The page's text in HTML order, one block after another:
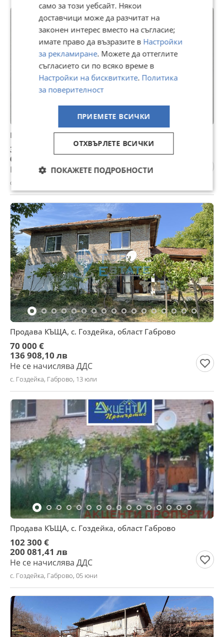
Продава КЪЩА, с. Гоздейка, област Габрово
31 000 €
60 630,73 лв
Не се начислява ДДС
с. Гоздейка, Габрово, 14 юли
Продава КЪЩА, с. Гоздейка, област Габрово
70 000 €
136 908,10 лв
Не се начислява ДДС
с. Гоздейка, Габрово, 13 юли
Продава КЪЩА, с. Гоздейка, област Габрово
102 300 €
200 081,41 лв
Не се начислява ДДС
с. Гоздейка, Габрово, 05 юни
само за този уебсайт. Някои
доставчици може да разчитат на
законен интерес вместо на съгласие;
имате право да възразите в Настройки
за рекламиране. Можете да оттеглите
съгласието си по всяко време в
Настройки на бисквитките. Политика
за поверителност
ПРИЕМЕТЕ ВСИЧКИ
ОТХВЪРЛЕТЕ ВСИЧКИ
ПОКАЖЕТЕ ПОДРОБНОСТИ